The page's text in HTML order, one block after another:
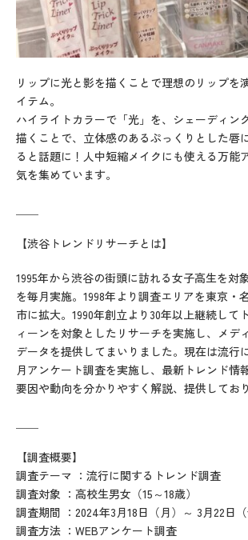
リップに光と影を描くことで理想のリップを
イテム。
ハイライトカラーで「光」を、シェーディン
描くことで、立体感のあるぷっくりとした唇
ると話題に！人中短縮メイクにも使える万能
気を集めています。
【渋谷トレンドリサーチとは】
1995年から渋谷の街頭に訪れる女子高生を対
を毎月実施。1998年より調査エリアを東京・
市に拡大。1990年創立より30年以上継続して
ィーンを対象としたリサーチを実施し、メデ
データを提供してまいりました。現在は流行
月アンケート調査を実施し、最新トレンド情
要因や動向を分かりやすく解説、提供してお
【調査概要】
調査テーマ ：流行に関するトレンド調査
調査対象 ：高校生男女（15～18歳）
調査期間 ：2024年3月18日（月）～ 3月22日（
調査方法 ：WEBアンケート調査